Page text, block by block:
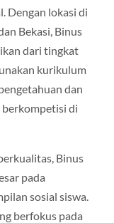
Dengan lokasi di
Bekasi, Binus
dari tingkat
kurikulum
dan
di
Binus
pada
sosial siswa.
berfokus pada